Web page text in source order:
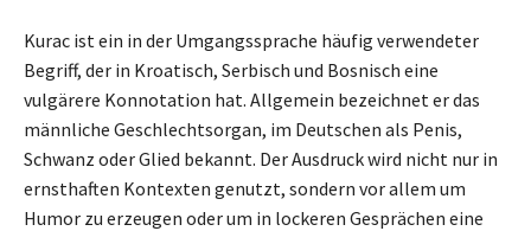
Kurac ist ein in der Umgangssprache häufig verwendeter
Begriff, der in Kroatisch, Serbisch und Bosnisch eine
vulgärere Konnotation hat. Allgemein bezeichnet er das
männliche Geschlechtsorgan, im Deutschen als Penis,
Schwanz oder Glied bekannt. Der Ausdruck wird nicht nur in
ernsthaften Kontexten genutzt, sondern vor allem um
Humor zu erzeugen oder um in lockeren Gesprächen eine